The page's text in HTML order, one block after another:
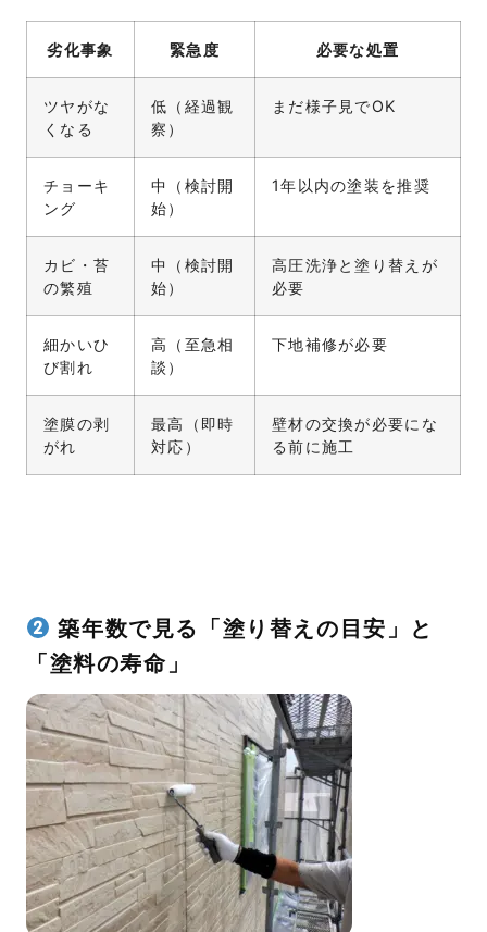
劣化事象 緊急度 必要な処置
ツヤがな
くなる
低（経過観
察）
まだ様子見でOK
チョーキ
ング
中（検討開
始）
1年以内の塗装を推奨
カビ・苔
の繁殖
中（検討開
始）
高圧洗浄と塗り替えが
必要
細かいひ
び割れ
高（至急相
談）
下地補修が必要
塗膜の剥
がれ
最高（即時
対応）
壁材の交換が必要にな
る前に施工
築年数で見る「塗り替えの目安」と
「塗料の寿命」